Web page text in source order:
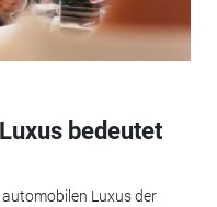
bedeutet
Luxus der